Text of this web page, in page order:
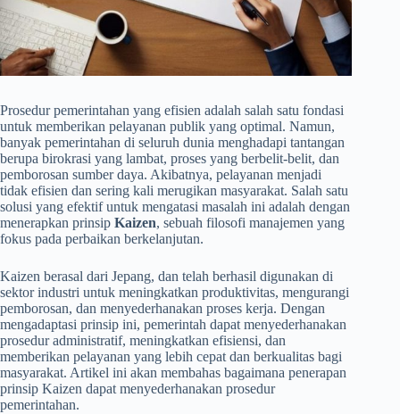
Prosedur pemerintahan yang efisien adalah salah satu fondasi
untuk memberikan pelayanan publik yang optimal. Namun,
banyak pemerintahan di seluruh dunia menghadapi tantangan
berupa birokrasi yang lambat, proses yang berbelit-belit, dan
pemborosan sumber daya. Akibatnya, pelayanan menjadi
tidak efisien dan sering kali merugikan masyarakat. Salah satu
solusi yang efektif untuk mengatasi masalah ini adalah dengan
menerapkan prinsip Kaizen, sebuah filosofi manajemen yang
fokus pada perbaikan berkelanjutan.
Kaizen berasal dari Jepang, dan telah berhasil digunakan di
sektor industri untuk meningkatkan produktivitas, mengurangi
pemborosan, dan menyederhanakan proses kerja. Dengan
mengadaptasi prinsip ini, pemerintah dapat menyederhanakan
prosedur administratif, meningkatkan efisiensi, dan
memberikan pelayanan yang lebih cepat dan berkualitas bagi
masyarakat. Artikel ini akan membahas bagaimana penerapan
prinsip Kaizen dapat menyederhanakan prosedur
pemerintahan.